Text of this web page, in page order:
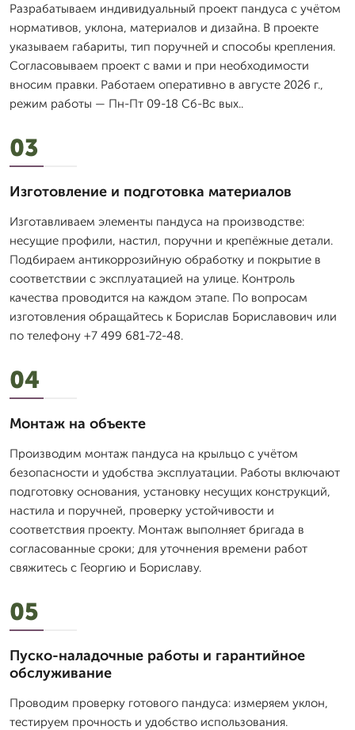
Разрабатываем индивидуальный проект пандуса с учётом
нормативов, уклона, материалов и дизайна. В проекте
указываем габариты, тип поручней и способы крепления.
Согласовываем проект с вами и при необходимости
вносим правки. Работаем оперативно в августе 2026 г.,
режим работы — Пн-Пт 09-18 Сб-Вс вых..
03
Изготовление и подготовка материалов
Изготавливаем элементы пандуса на производстве:
несущие профили, настил, поручни и крепёжные детали.
Подбираем антикоррозийную обработку и покрытие в
соответствии с эксплуатацией на улице. Контроль
качества проводится на каждом этапе. По вопросам
изготовления обращайтесь к Борислав Бориславович или
по телефону +7 499 681-72-48.
04
Монтаж на объекте
Производим монтаж пандуса на крыльцо с учётом
безопасности и удобства эксплуатации. Работы включают
подготовку основания, установку несущих конструкций,
настила и поручней, проверку устойчивости и
соответствия проекту. Монтаж выполняет бригада в
согласованные сроки; для уточнения времени работ
свяжитесь с Георгию и Бориславу.
05
Пуско-наладочные работы и гарантийное
обслуживание
Проводим проверку готового пандуса: измеряем уклон,
тестируем прочность и удобство использования.